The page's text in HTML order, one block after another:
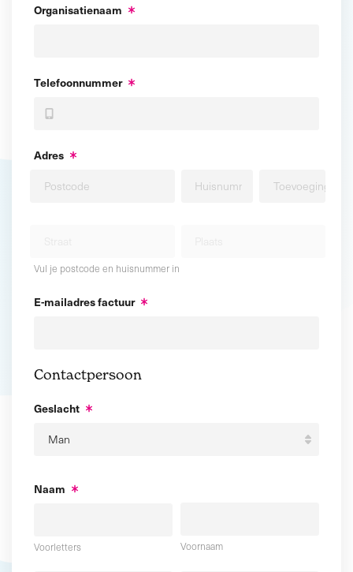
Organisatienaam
Telefoonnummer
Adres
Vul je postcode en huisnummer in
E-mailadres factuur
Contactpersoon
Geslacht
Naam
Voorletters Voornaam